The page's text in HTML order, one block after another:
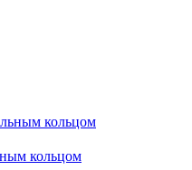
кольцом